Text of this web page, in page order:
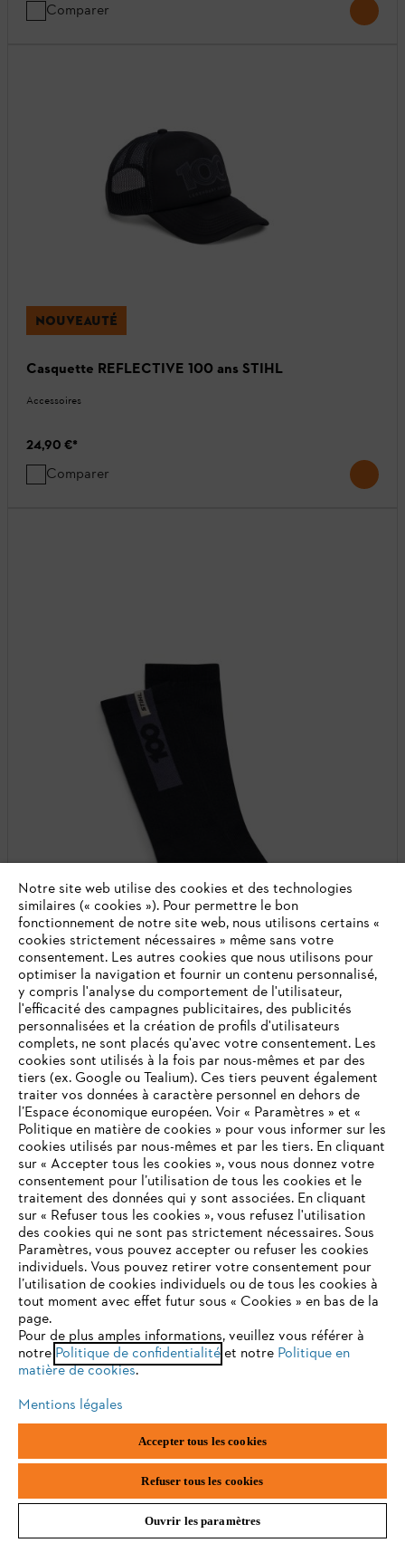
Comparer
NOUVEAUTÉ
Casquette REFLECTIVE 100 ans STIHL
Accessoires
24,90 €*
Comparer
NOUVEAUTÉ
Chaussettes BLACK 100 ans STIHL
Accessoires
12,90 €*
Comparer
VOTRE NAVIGATEUR INTERNET
N'EST PLUS PRIS EN CHARGE
Vous utilisez un navigateur Internet que nous ne prenons plus
en charge, et certaines fonctionnalités de notre site ne
peuvent fonctionner correctement. Pour une utilisation
optimale de notre site, nous vous recommandons de passer à
l'un des navigateurs suivants :
firefox chrome
edge
Notre site web utilise des cookies et des technologies
similaires (« cookies »). Pour permettre le bon
fonctionnement de notre site web, nous utilisons certains «
cookies strictement nécessaires » même sans votre
consentement. Les autres cookies que nous utilisons pour
optimiser la navigation et fournir un contenu personnalisé,
y compris l'analyse du comportement de l'utilisateur,
l'efficacité des campagnes publicitaires, des publicités
personnalisées et la création de profils d'utilisateurs
complets, ne sont placés qu'avec votre consentement. Les
cookies sont utilisés à la fois par nous-mêmes et par des
tiers (ex. Google ou Tealium). Ces tiers peuvent également
traiter vos données à caractère personnel en dehors de
l’Espace économique européen. Voir « Paramètres » et «
Politique en matière de cookies » pour vous informer sur les
cookies utilisés par nous-mêmes et par les tiers. En cliquant
sur « Accepter tous les cookies », vous nous donnez votre
consentement pour l’utilisation de tous les cookies et le
traitement des données qui y sont associées. En cliquant
sur « Refuser tous les cookies », vous refusez l'utilisation
des cookies qui ne sont pas strictement nécessaires. Sous
Paramètres, vous pouvez accepter ou refuser les cookies
individuels. Vous pouvez retirer votre consentement pour
l’utilisation de cookies individuels ou de tous les cookies à
tout moment avec effet futur sous « Cookies » en bas de la
page.
Pour de plus amples informations, veuillez vous référer à
notre Politique de confidentialitéet notre Politique en
matière de cookies.
Mentions légales
Accepter tous les cookies
Refuser tous les cookies
Ouvrir les paramètres